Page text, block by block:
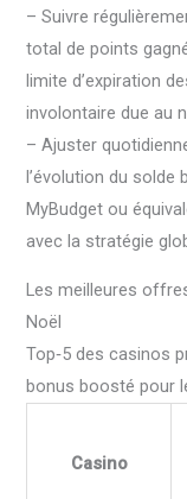
– Suivre
total de points
limite d’expiration
involontaire due au
– Ajuster
l’évolution du solde
MyBudget ou
avec la stratégie
Les meilleures
Noël
Top‑5 des casinos
bonus boosté pour
Casino